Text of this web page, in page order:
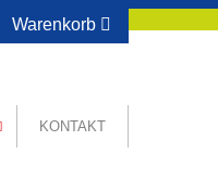
Warenkorb
KONTAKT